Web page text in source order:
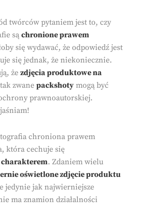
twórców pytaniem jest to, czy
są chronione prawem
się wydawać, że odpowiedź jest
się jednak, że niekoniecznie.
że zdjęcia produktowe na
zwane packshoty mogą być
prawnoautorskiej.
chroniona prawem
która cechuje się
. Zdaniem wielu
oświetlone zdjęcie produktu
jedynie jak najwierniejsze
ma znamion działalności